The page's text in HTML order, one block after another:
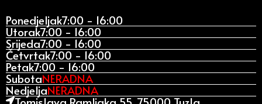
Ponedjeljak7:00 - 16:00
Utorak7:00 - 16:00
Srijeda7:00 - 16:00
Četvrtak7:00 - 16:00
Petak7:00 - 16:00
SubotaNERADNA
NedjeljaNERADNA